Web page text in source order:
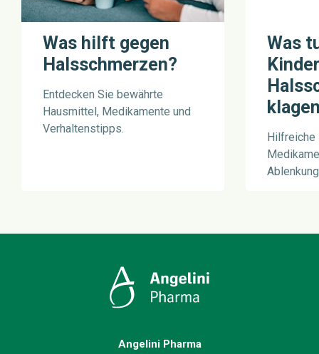
Was hilft gegen
Halsschmerzen?
Entdecken Sie bewährte
Hausmittel, Medikamente und
Verhaltenstipps.
Was
Hilfreiche
Angelini Pharma